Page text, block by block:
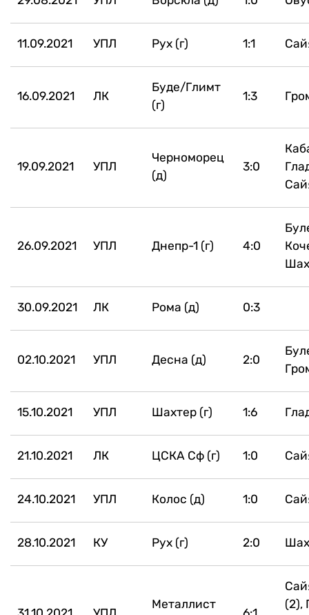
11.09.2021 УПЛ Рух (г) 1:1
16.09.2021 ЛК
Буде/Глимт
(г)
1:3
19.09.2021 УПЛ
Черноморец
(д)
3:0
26.09.2021 УПЛ Днепр-1 (г) 4:0
30.09.2021 ЛК Рома (д) 0:3
02.10.2021 УПЛ Десна (д) 2:0
15.10.2021 УПЛ Шахтер (г) 1:6
21.10.2021 ЛК ЦСКА Сф (г) 1:0
24.10.2021 УПЛ Колос (д) 1:0
28.10.2021 КУ Рух (г) 2:0
Металлист
(2),